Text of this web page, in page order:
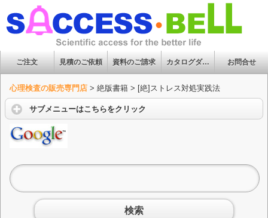
ご注文 見積のご依頼 資料のご請求 カタログダウンロード お問合せ
心理検査の販売専門店 > 絶版書籍 > [絶]ストレス対処実践法
サブメニューはこちらをクリック
検索